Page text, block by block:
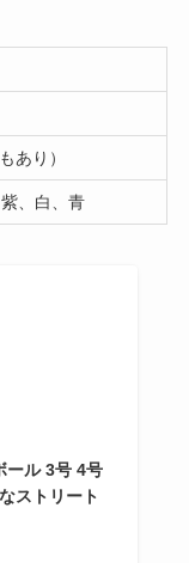
あり）
、白、青
ール 3号 4号
ストリート